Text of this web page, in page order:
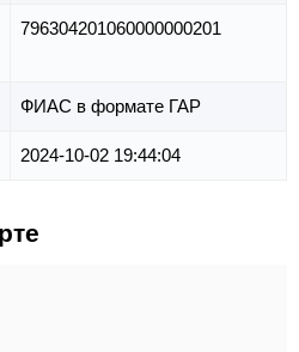
796304201060000000201
ФИАС в формате ГАР
2024-10-02 19:44:04